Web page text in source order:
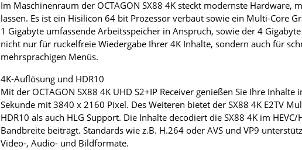
Im Maschinenraum der OCTAGON SX88 4K steckt modernste Hardware,
lassen. Es ist ein Hisilicon 64 bit Prozessor verbaut sowie ein Multi-Core
1 Gigabyte umfassende Arbeitsspeicher in Anspruch, sowie der 4
nicht nur für ruckelfreie Wiedergabe Ihrer 4K Inhalte, sondern auch für
mehrsprachigen Menüs.
4K-Auflösung und HDR10
Mit der OCTAGON SX88 4K UHD S2+IP Receiver genießen Sie Ihre
Sekunde mit 3840 x 2160 Pixel. Des Weiteren bietet der SX88 4K E2TV
HDR10 als auch HLG Support. Die Inhalte decodiert die SX88 4K im
Bandbreite beiträgt. Standards wie z.B. H.264 oder AVS und VP9
Video-, Audio- und Bildformate.